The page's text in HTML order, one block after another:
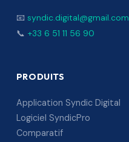
📧 syndic.digital@gmail.com
📞 +33 6 51 11 56 90
PRODUITS
Application Syndic Digital
Logiciel SyndicPro
Comparatif